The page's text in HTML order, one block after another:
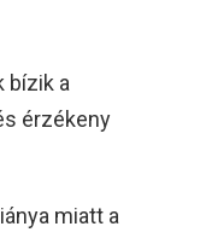
bízik a
érzékeny
miatt a